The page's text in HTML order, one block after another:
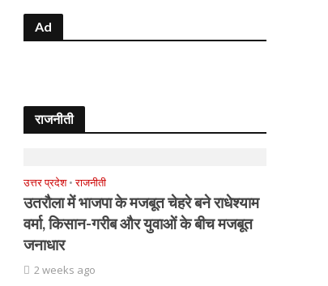
Ad
राजनीती
उत्तर प्रदेश • राजनीती
उतरौला में भाजपा के मजबूत चेहरे बने राधेश्याम
वर्मा, किसान-गरीब और युवाओं के बीच मजबूत
जनाधार
2 weeks ago